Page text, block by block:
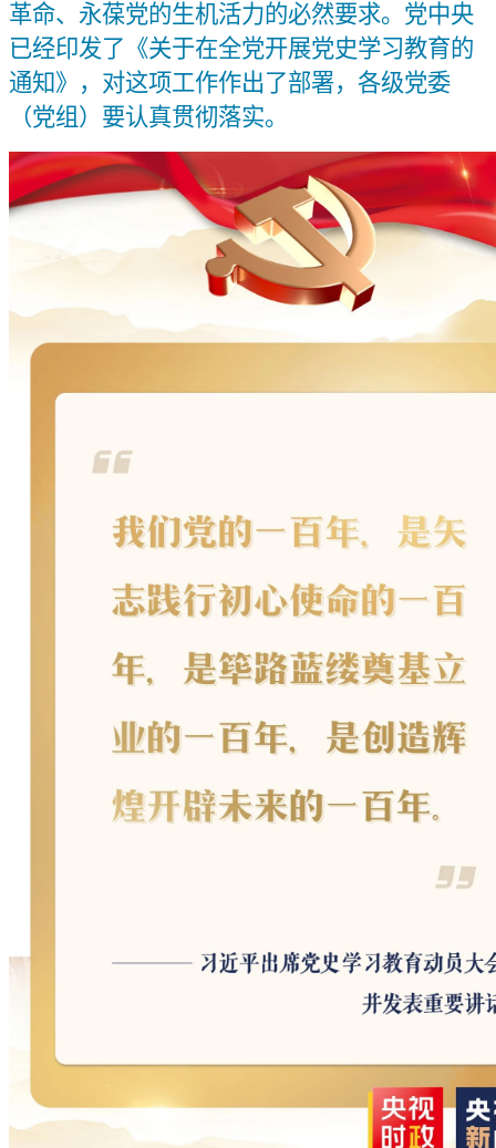
革命、永葆党的生机活力的必然要求。党中央
已经印发了《关于在全党开展党史学习教育的
通知》，对这项工作作出了部署，各级党委
（党组）要认真贯彻落实。